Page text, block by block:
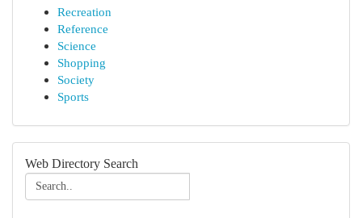
Recreation
Reference
Science
Shopping
Society
Sports
Web Directory Search